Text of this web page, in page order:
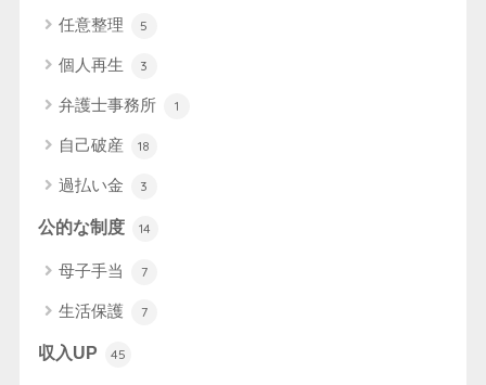
任意整理 5
個人再生 3
弁護士事務所 1
自己破産 18
過払い金 3
公的な制度 14
母子手当 7
生活保護 7
収入UP 45